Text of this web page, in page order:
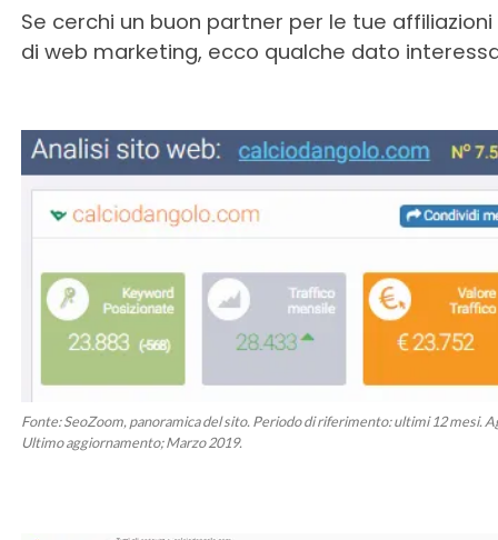
Se cerchi un buon partner per le tue
di web marketing, ecco qualche dato
Fonte: SeoZoom, panoramica del sito. Periodo di riferimento: ultimi 12 mesi.
Ultimo aggiornamento; Marzo 2019.